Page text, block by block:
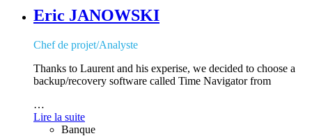
Eric JANOWSKI
Chef de projet/Analyste
Thanks to Laurent and his experise, we decided to choose a
backup/recovery software called Time Navigator from
…
Lire la suite
Banque